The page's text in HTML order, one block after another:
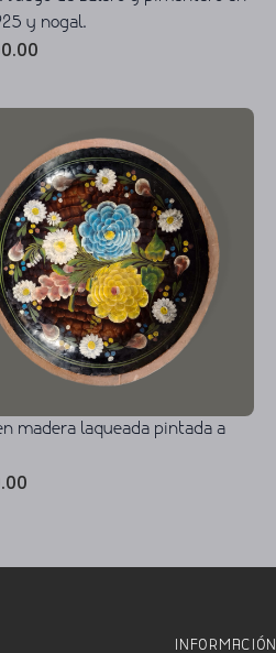
y nogal.
madera laqueada pintada a
INFORMACIÓN